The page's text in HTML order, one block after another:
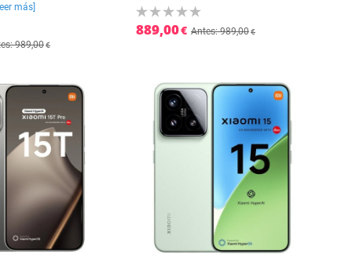
más]
989,00€
889,00€ Antes: 989,00€